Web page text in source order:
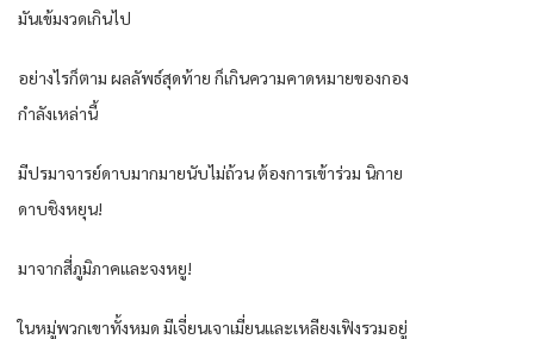
มันเข้มงวดเกินไป
อย่างไรก็ตาม ผลลัพธ์สุดท้าย ก็เกินความคาดหมายของกอง
กำลังเหล่านี้
มีปรมาจารย์ดาบมากมายนับไม่ถ้วน ต้องการเข้าร่วม นิกาย
ดาบชิงหยุน!
มาจากสี่ภูมิภาคและจงหยู!
ในหมู่พวกเขาทั้งหมด มีเจี่ยนเจาเมี่ยนและเหลียงเฟิงรวมอยู่